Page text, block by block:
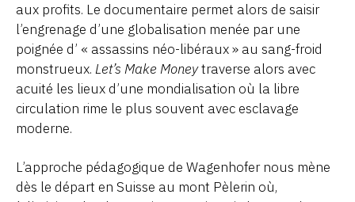
aux profits. Le documentaire permet alors de saisir
l’engrenage d’une globalisation menée par une
poignée d’ « assassins néo-libéraux » au sang-froid
monstrueux. Let’s Make Moneytraverse alors avec
acuité les lieux d’une mondialisation où la libre
circulation rime le plus souvent avec esclavage
moderne.
L’approche pédagogique de Wagenhofer nous mène
dès le départ en Suisse au mont Pèlerin où,